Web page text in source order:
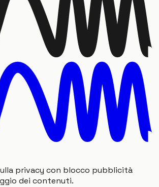
privacy con blocco pubblicità
dei contenuti.